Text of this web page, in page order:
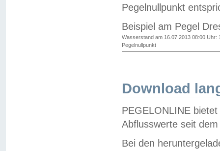
Pegelnullpunkt
Beispiel am Pegel
Wasserstand am 16.07.2013 08:00 Uhr:
Pegelnullpunkt
Download
PEGELONLINE
Abflusswerte seit
Bei den